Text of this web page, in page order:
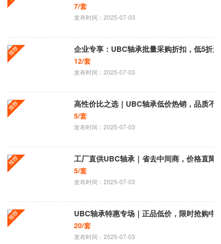
7/套
发布时间：2025-07-03
企业专享：UBC轴承批量采购折扣，低5折起
12/套
发布时间：2025-07-03
高性价比之选｜UBC轴承低价热销，品质不
5/套
发布时间：2025-07-03
工厂直供UBC轴承｜省去中间商，价格直降
5/套
发布时间：2025-07-03
UBC轴承特惠专场｜正品低价，限时抢购中
20/套
发布时间：2025-07-03